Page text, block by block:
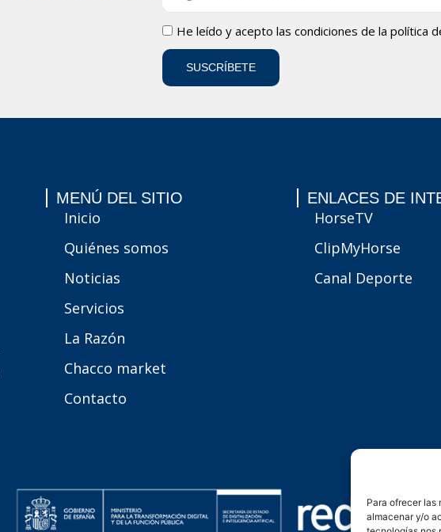
Para ofrecer las
almacenar y/o
LOPDHe leído y acepto las condiciones de lapolítica
SUSCRÍBETE
MENÚ DEL SITIO
Inicio
Quiénes somos
Noticias
Servicios
La Razón
Chacco market
Contacto
ENLACES DE
HorseTV
ClipMyHorse
Canal Deporte